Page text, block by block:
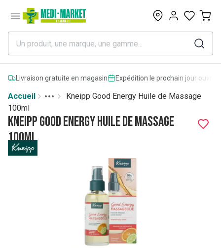
0
Livraison gratuite en magasin Expédition le prochain jour
Accueil
More
Toggle menu
Kneipp Good Energy Huile de Massage
100ml
Kneipp Good Energy Huile de Massage
100ml